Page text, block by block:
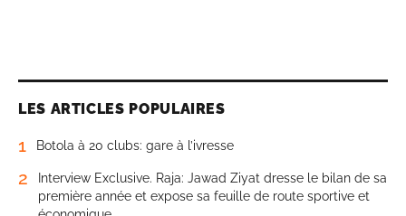
LES ARTICLES POPULAIRES
1 Botola à 20 clubs: gare à l’ivresse
2
Interview Exclusive. Raja: Jawad Ziyat dresse le bilan de sa
première année et expose sa feuille de route sportive et